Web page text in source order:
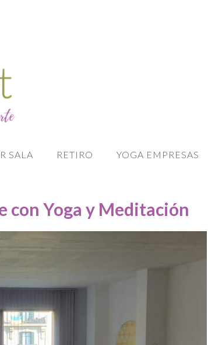
SALA RETIRO YOGA EMPRESAS
con Yoga y Meditación